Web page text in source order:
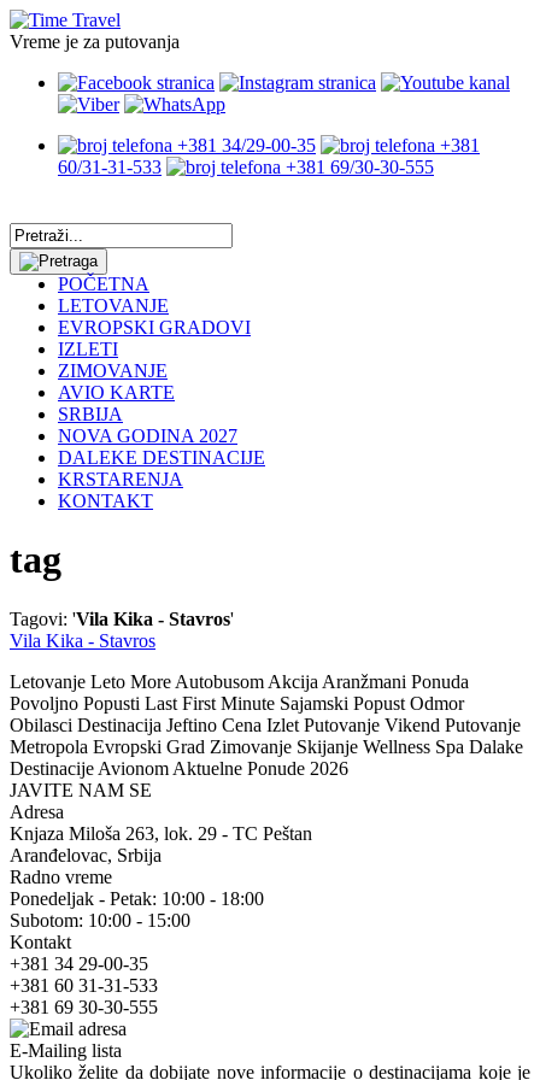
Vreme je za putovanja
+381 34/29-00-35
+381
60/31-31-533
+381 69/30-30-555
POČETNA
LETOVANJE
EVROPSKI GRADOVI
IZLETI
ZIMOVANJE
AVIO KARTE
SRBIJA
NOVA GODINA 2027
DALEKE DESTINACIJE
KRSTARENJA
KONTAKT
tag
Tagovi: 'Vila Kika - Stavros'
Vila Kika - Stavros
Letovanje Leto More Autobusom Akcija Aranžmani Ponuda
Povoljno Popusti Last First Minute Sajamski Popust Odmor
Obilasci Destinacija Jeftino Cena Izlet Putovanje Vikend Putovanje
Metropola Evropski Grad Zimovanje Skijanje Wellness Spa Dalake
Destinacije Avionom Aktuelne Ponude 2026
JAVITE NAM SE
Adresa
Knjaza Miloša 263, lok. 29 - TC Peštan
Aranđelovac, Srbija
Radno vreme
Ponedeljak - Petak: 10:00 - 18:00
Subotom: 10:00 - 15:00
Kontakt
+381 34 29-00-35
+381 60 31-31-533
+381 69 30-30-555
E-Mailing lista
Ukoliko želite da dobijate nove informacije o destinacijama koje je